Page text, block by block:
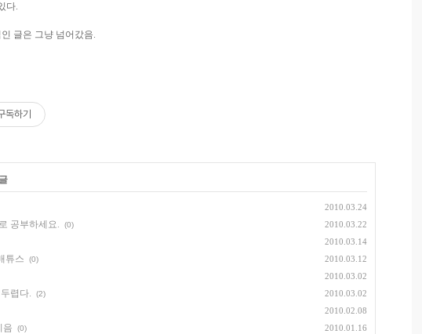
다.
글은 그냥 넘어갔음.
독하기
2010.03.24
공부하세요. (0) 2010.03.22
2010.03.14
튜스 (0) 2010.03.12
2010.03.02
렵다. (2) 2010.03.02
2010.02.08
음 (0) 2010.01.16